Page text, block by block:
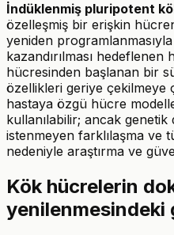
İndüklenmiş pluripotent
özelleşmiş bir erişkin
yeniden
kazandırılması
hücresinden başlanan bir
özellikleri geriye çekilmeye
hastaya özgü hücre
kullanılabilir; ancak
istenmeyen farklılaşma ve
nedeniyle araştırma ve
Kök hücrelerin
yenilenmesindeki